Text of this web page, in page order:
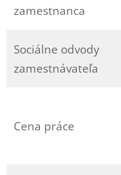
zamestnanca
Sociálne odvody
zamestnávateľa
Cena práce